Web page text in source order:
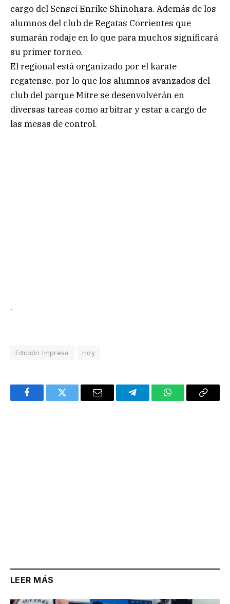
cargo del Sensei Enrike Shinohara. Además de los
alumnos del club de Regatas Corrientes que
sumarán rodaje en lo que para muchos significará
su primer torneo.
El regional está organizado por el karate
regatense, por lo que los alumnos avanzados del
club del parque Mitre se desenvolverán en
diversas tareas como arbitrar y estar a cargo de
las mesas de control.
.
Edición Impresa Hoy
FacebookTwitter Email TelegramWhatsAppCopy
LEER MÁS